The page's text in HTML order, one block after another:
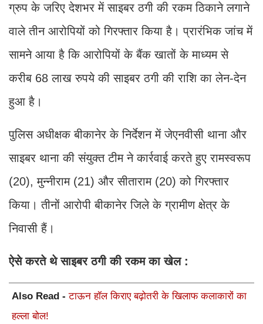
ग्रुप के जरिए देशभर में साइबर ठगी की रकम ठिकाने लगाने
वाले तीन आरोपियों को गिरफ्तार किया है। प्रारंभिक जांच में
सामने आया है कि आरोपियों के बैंक खातों के माध्यम से
करीब 68 लाख रुपये की साइबर ठगी की राशि का लेन-देन
हुआ है।
पुलिस अधीक्षक बीकानेर के निर्देशन में जेएनवीसी थाना और
साइबर थाना की संयुक्त टीम ने कार्रवाई करते हुए रामस्वरूप
(20), मुन्नीराम (21) और सीताराम (20) को गिरफ्तार
किया। तीनों आरोपी बीकानेर जिले के ग्रामीण क्षेत्र के
निवासी हैं।
ऐसे करते थे साइबर ठगी की रकम का खेल :
Also Read -टाऊन हॉल किराए बढ़ोतरी के खिलाफ कलाकारों का
हल्ला बोल!